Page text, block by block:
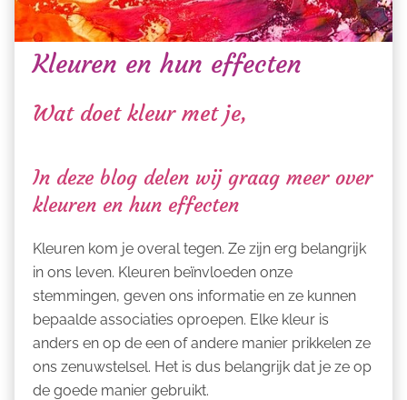
Kleuren en hun effecten
Wat doet kleur met je,
In deze blog delen wij graag meer over
kleuren en hun effecten
Kleuren kom je overal tegen. Ze zijn erg belangrijk
in ons leven. Kleuren beïnvloeden onze
stemmingen, geven ons informatie en ze kunnen
bepaalde associaties oproepen. Elke kleur is
anders en op de een of andere manier prikkelen ze
ons zenuwstelsel. Het is dus belangrijk dat je ze op
de goede manier gebruikt.